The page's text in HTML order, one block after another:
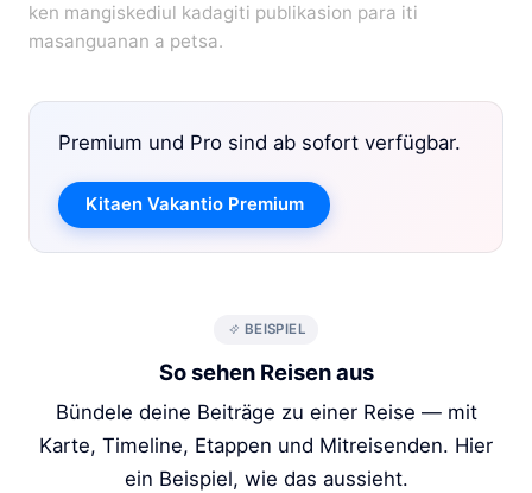
ken mangiskediul kadagiti publikasion para iti
masanguanan a petsa.
Premium und Pro sind ab sofort verfügbar.
Kitaen Vakantio Premium
BEISPIEL
So sehen Reisen aus
Bündele deine Beiträge zu einer Reise — mit
Karte, Timeline, Etappen und Mitreisenden. Hier
ein Beispiel, wie das aussieht.